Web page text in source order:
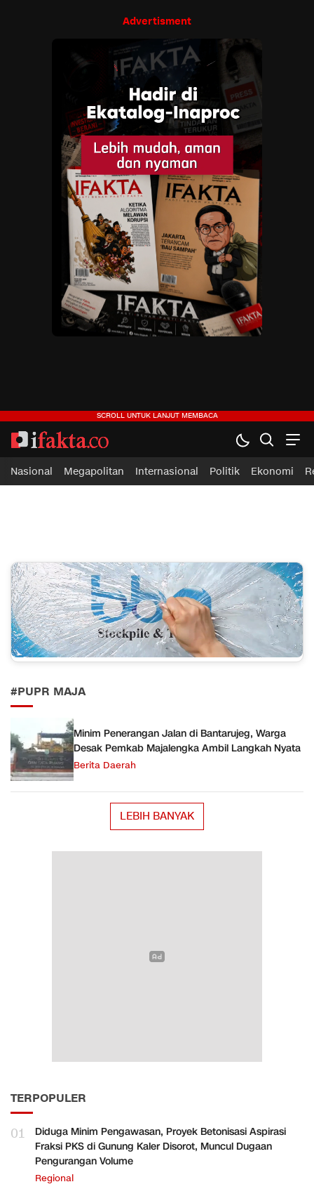
Advertisment
ifakta.co
#pastibenar
Nasional Megapolitan Internasional Politik Ekonomi
#PUPR MAJA
Minim Penerangan Jalan di Bantarujeg, Warga
Desak Pemkab Majalengka Ambil Langkah Nyata
Berita Daerah
LEBIH BANYAK
TERPOPULER
01
Diduga Minim Pengawasan, Proyek Betonisasi Aspirasi
Fraksi PKS di Gunung Kaler Disorot, Muncul Dugaan
Pengurangan Volume
Regional